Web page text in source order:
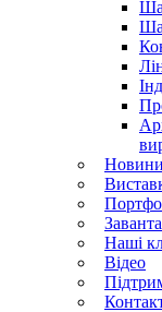
Новини
Наші
Відео